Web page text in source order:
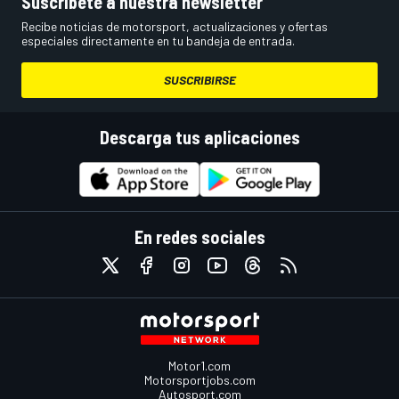
Recibe noticias de motorsport, actualizaciones y ofertas
especiales directamente en tu bandeja de entrada.
SUSCRIBIRSE
Descarga tus aplicaciones
En redes sociales
Motor1.com
Motorsportjobs.com
Autosport.com